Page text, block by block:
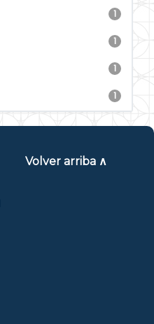
1
1
1
1
Volver arriba ∧